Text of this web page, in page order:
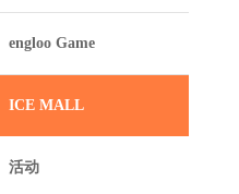
engloo Game
ICE MALL
活动